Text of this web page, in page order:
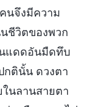
นจึงมีความ
ชีวิตของพวก
นแดดอันมืดทึบ
กตินั้น ดวงตา
นลานสายตา